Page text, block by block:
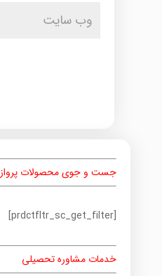
جست و جوی محصولات پرواز
[prdctfltr_sc_get_filter]
خدمات مشاوره تحصیلی